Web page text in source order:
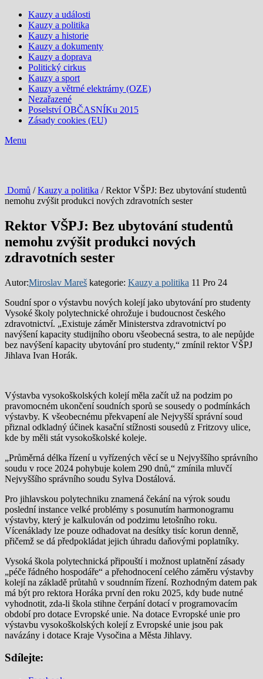
Kauzy a události
Kauzy a politika
Kauzy a historie
Kauzy a dokumenty
Kauzy a doprava
Politický cirkus
Kauzy a sport
Kauzy a větrné elektrárny (OZE)
Nezařazené
Poselství OBČASNÍKu 2015
Zásady cookies (EU)
Menu
Domů /Kauzy a politika / Rektor VŠPJ: Bez ubytování studentů
nemohu zvýšit produkci nových zdravotních sester
Rektor VŠPJ: Bez ubytování studentů
nemohu zvýšit produkci nových
zdravotních sester
Autor:Miroslav Mareš kategorie: Kauzy a politika 11 Pro 24
Soudní spor o výstavbu nových kolejí jako ubytování pro studenty
Vysoké školy polytechnické ohrožuje i budoucnost českého
zdravotnictví. „Existuje záměr Ministerstva zdravotnictví po
navýšení kapacity studijního oboru všeobecná sestra, to ale nepůjde
bez navýšení kapacity ubytování pro studenty,“ zmínil rektor VŠPJ
Jihlava Ivan Horák.
Výstavba vysokoškolských kolejí měla začít už na podzim po
pravomocném ukončení soudních sporů se sousedy o podmínkách
výstavby. K všeobecnému překvapení ale Nejvyšší správní soud
přiznal odkladný účinek kasační stížnosti sousedů z Fritzovy ulice,
kde by měli stát vysokoškolské koleje.
„Průměrná délka řízení u vyřízených věcí se u Nejvyššího správního
soudu v roce 2024 pohybuje kolem 290 dnů,“ zmínila mluvčí
Nejvyššího správního soudu Sylva Dostálová.
Pro jihlavskou polytechniku znamená čekání na výrok soudu
poslední instance velké problémy s posunutím harmonogramu
výstavby, který je kalkulován od podzimu letošního roku.
Vícenáklady lze pouze odhadovat na desítky tisíc korun denně,
přičemž se dá předpokládat jejich úhradu daňovými poplatníky.
Vysoká škola polytechnická připouští i možnost uplatnění zásady
„péče řádného hospodáře“ a přehodnocení celého záměru výstavby
kolejí na základě průtahů v soudnním řízení. Rozhodným datem pak
má být pro rektora Horáka první den roku 2025, kdy bude nutné
vyhodnotit, zda-li škola stihne čerpání dotací v programovacím
období pro dotace Evropské unie. Na dotace Evropské unie pro
výstavbu vysokoškolských kolejí z Evropské unie jsou pak
navázány i dotace Kraje Vysočina a Města Jihlavy.
Sdílejte: